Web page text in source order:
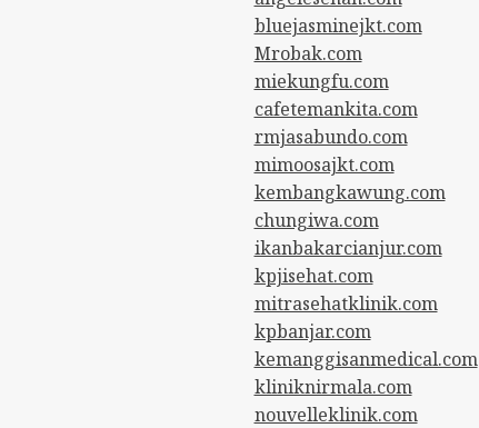
bluejasminejkt.com
Mrobak.com
miekungfu.com
cafetemankita.com
rmjasabundo.com
mimoosajkt.com
kembangkawung.com
chungiwa.com
ikanbakarcianjur.com
kpjisehat.com
mitrasehatklinik.com
kpbanjar.com
kemanggisanmedical.com
kliniknirmala.com
nouvelleklinik.com